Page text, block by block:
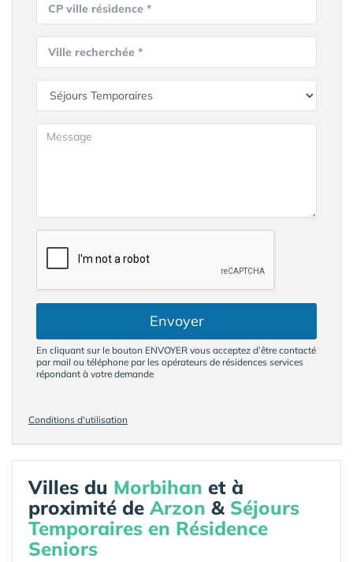
CP ville résidence *
Ville recherchée *
Envoyer
En cliquant sur le bouton ENVOYER vous acceptez d’être contacté
par mail ou téléphone par les opérateurs de résidences services
répondant à votre demande
Conditions d'utilisation
Villes du Morbihan et à
proximité de Arzon & Séjours
Temporaires en Résidence
Seniors